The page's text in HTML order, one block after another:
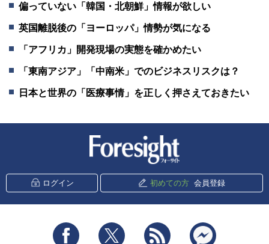
偏っていない「韓国・北朝鮮」情報が欲しい
英国離脱後の「ヨーロッパ」情勢が気になる
「アフリカ」開発現場の実態を確かめたい
「東南アジア」「中南米」でのビジネスリスクは？
日本と世界の「医療事情」を正しく押さえておきたい
ログイン 初めての方 会員登録
Facebook Twitter RSS